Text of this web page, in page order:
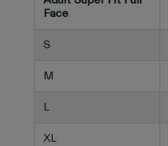
Face
S
M
L
XL